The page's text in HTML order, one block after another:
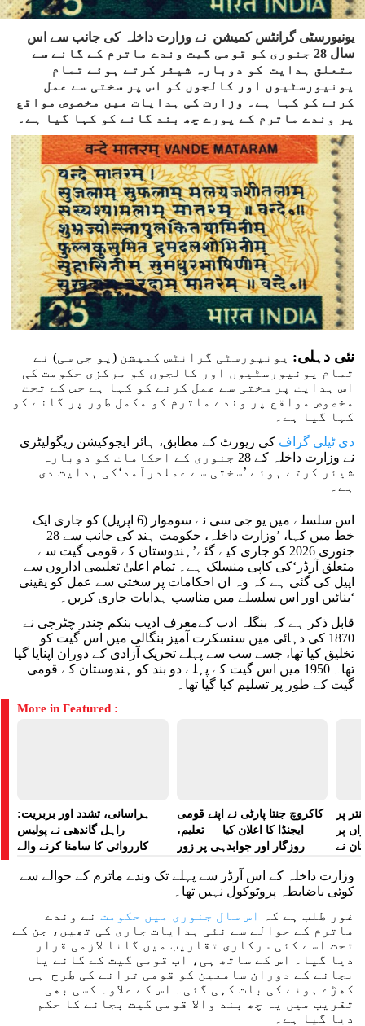
یونیورسٹی گرانٹس کمیشن نے وزارت داخلہ کی جانب سے اس
سال 28 جنوری کو قومی گیت وندے ماترم کے گانے سے
متعلق ہدایت کو دوبارہ شیئر کرتے ہوئے تمام
یونیورسٹیوں اور کالجوں کو اس پر سختی سے عمل
کرنے کو کہا ہے۔ وزارت کی ہدایات میں مخصوص مواقع
پر وندے ماترم کے پورے چھ بند گانے کو کہا گیا ہے۔
نئی دہلی: یونیورسٹی گرانٹس کمیشن (یو جی سی) نے
تمام یونیورسٹیوں اور کالجوں کو مرکزی حکومت کی
اس ہدایت پر سختی سے عمل کرنے کو کہا ہے جس کے تحت
مخصوص مواقع پر وندے ماترم کو مکمل طور پر گانے کو
کہا گیا ہے۔
دی ٹیلی گراف کی رپورٹ کے مطابق، ہائر ایجوکیشن ریگولیٹری
نے وزارت داخلہ کے 28 جنوری کے احکامات کو دوبارہ
شیئر کرتے ہوئے ’سختی سے عملدرآمد‘کی ہدایت دی
ہے۔
اس سلسلے میں یو جی سی نے سوموار (6 اپریل) کو جاری ایک
خط میں کہا، ’وزارت داخلہ، حکومت ہند کی جانب سے 28
جنوری 2026 کو جاری کیے گئے’ہندوستان کے قومی گیت سے
متعلق آرڈر‘کی کاپی منسلک ہے۔ تمام اعلیٰ تعلیمی اداروں سے
اپیل کی گئی ہے کہ وہ ان احکامات پر سختی سے عمل کو یقینی
بنائیں اور اس سلسلے میں مناسب ہدایات جاری کریں۔‘
قابل ذکر ہے کہ بنگلہ ادب کےمعرف ادیب بنکم چندر چٹرجی نے
1870 کی دہائی میں سنسکرت آمیز بنگالی میں اس گیت کو
تخلیق کیا تھا، جسے سب سے پہلے تحریک آزادی کے دوران اپنایا گیا
تھا۔ 1950 میں اس گیت کے پہلے دو بند کو ہندوستان کے قومی
گیت کے طور پر تسلیم کیا گیا تھا۔
More in Featured :
ہراسانی، تشدد اور بربریت:
راہل گاندھی نے پولیس
کارروائی کا سامنا کرنے والے
کاکروچ جنتا پارٹی نے اپنے قومی
ایجنڈا کا اعلان کیا — تعلیم،
روزگار اور جوابدہی پر زور
پر
پر
نے
وزارت داخلہ کے اس آرڈر سے پہلے تک وندے ماترم کے حوالے سے
کوئی باضابطہ پروٹوکول نہیں تھا۔
غور طلب ہے کہ
اس سال جنوری میں حکومت نے وندے
ماترم کے حوالے سے نئی ہدایات جاری کی تھیں، جن کے
تحت اسے کئی سرکاری تقاریب میں گانا لازمی قرار
دیا گیا۔ اس کے ساتھ ہی، اب قومی گیت کے گانے یا
بجانے کے دوران سامعین کو قومی ترانے کی طرح ہی
کھڑے ہونے کی بات کہی گئی۔ اس کے علاوہ کسی بھی
تقریب میں یہ چھ بند والا قومی گیت بجانے کا حکم
دیا گیا ہے۔